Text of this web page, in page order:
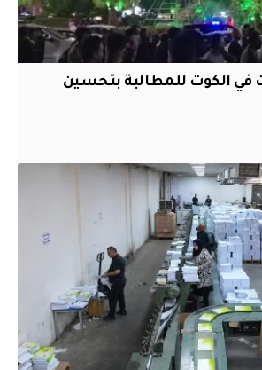
في الكوت للمطالبة بتحسين